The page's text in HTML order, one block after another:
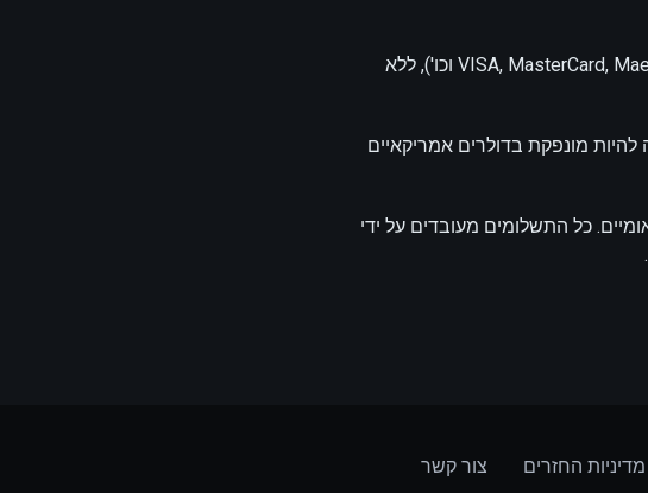
המערכת שלנו עובדת עם כל התשלומים שנעשים באמצעות כרטיסי בנק (VISA, MasterCard, Maestro וכו'), ללא
מונפקת בדולרים אמריקאיים
כל התשלומים מעובדים על ידי
מדיניות החזרים צור קשר